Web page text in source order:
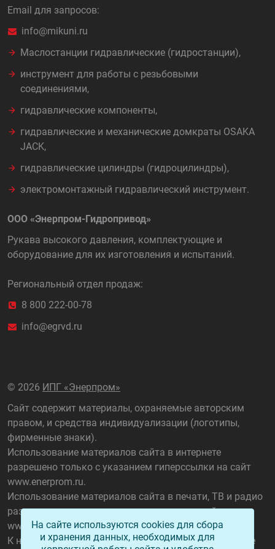
Email для запросов:
info@mikuni.ru
Маслостанции гидравлические (гидростанции),
инструмент для работы с резьбовыми
соединениями,
гидравлические компоненты,
гидравлические и механические домкраты OSAKA
JACK,
гидравлические цилиндры (гидроцилиндры),
электромонтажный гидравлический инструмент.
ООО «Энерпром-Гидропривод»
Рукава высокого давления, комплектующие и
оборудование для их изготовления и испытаний.
Региональный отдел продаж:
8 800 222-00-78
info@egrvd.ru
© 2026 ИПГ «Энерпром»
Сайт содержит материалы, охраняемые авторским
правом, и средства индивидуализации (логотипы,
фирменные знаки).
Использование материалов сайта в интернете
разрешено только с указанием гиперссылки на сайт
www.enerprom.ru.
Использование материалов сайта в печати, ТВ и радио
разрешено только с указанием названия сайта
www.enerprom.ru.
К нарушителям данного положения применяются все
На сайте используются cookies для сбора
и хранения данных, необходимых для